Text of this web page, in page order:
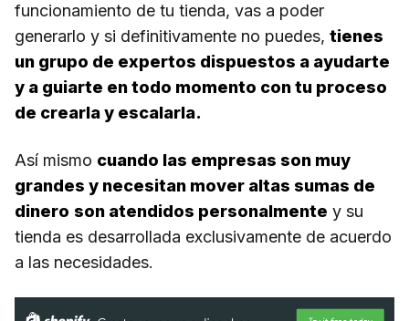
funcionamiento de tu tienda, vas a poder
generarlo y si definitivamente no puedes, tienes
un grupo de expertos dispuestos a ayudarte
y a guiarte en todo momento con tu proceso
de crearla y escalarla.
Así mismo cuando las empresas son muy
grandes y necesitan mover altas sumas de
dinero son atendidos personalmente y su
tienda es desarrollada exclusivamente de acuerdo
a las necesidades.